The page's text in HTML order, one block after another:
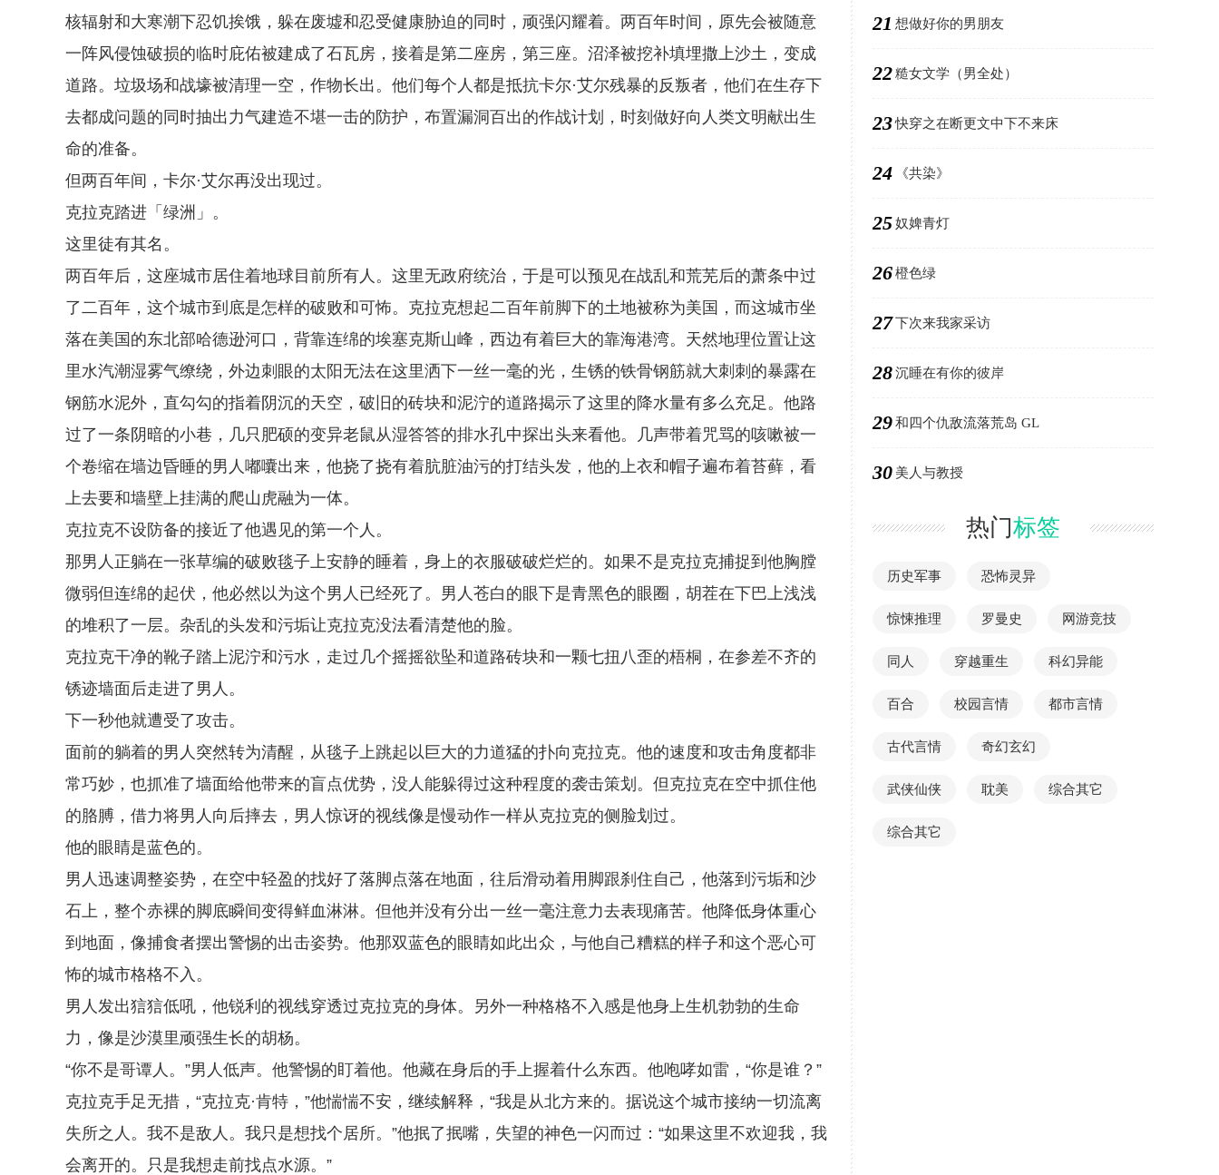
核辐射和大寒潮下忍饥挨饿，躲在废墟和忍受健康胁迫的同时，顽强闪耀着。两百年时间，原先会被随意
一阵风侵蚀破损的临时庇佑被建成了石瓦房，接着是第二座房，第三座。沼泽被挖补填埋撒上沙土，变成
道路。垃圾场和战壕被清理一空，作物长出。他们每个人都是抵抗卡尔·艾尔残暴的反叛者，他们在生存下
去都成问题的同时抽出力气建造不堪一击的防护，布置漏洞百出的作战计划，时刻做好向人类文明献出生
命的准备。
但两百年间，卡尔·艾尔再没出现过。
克拉克踏进「绿洲」。
这里徒有其名。
两百年后，这座城市居住着地球目前所有人。这里无政府统治，于是可以预见在战乱和荒芜后的萧条中过
了二百年，这个城市到底是怎样的破败和可怖。克拉克想起二百年前脚下的土地被称为美国，而这城市坐
落在美国的东北部哈德逊河口，背靠连绵的埃塞克斯山峰，西边有着巨大的靠海港湾。天然地理位置让这
里水汽潮湿雾气缭绕，外边刺眼的太阳无法在这里洒下一丝一毫的光，生锈的铁骨钢筋就大刺刺的暴露在
钢筋水泥外，直勾勾的指着阴沉的天空，破旧的砖块和泥泞的道路揭示了这里的降水量有多么充足。他路
过了一条阴暗的小巷，几只肥硕的变异老鼠从湿答答的排水孔中探出头来看他。几声带着咒骂的咳嗽被一
个卷缩在墙边昏睡的男人嘟囔出来，他挠了挠有着肮脏油污的打结头发，他的上衣和帽子遍布着苔藓，看
上去要和墙壁上挂满的爬山虎融为一体。
克拉克不设防备的接近了他遇见的第一个人。
那男人正躺在一张草编的破败毯子上安静的睡着，身上的衣服破破烂烂的。如果不是克拉克捕捉到他胸膛
微弱但连绵的起伏，他必然以为这个男人已经死了。男人苍白的眼下是青黑色的眼圈，胡茬在下巴上浅浅
的堆积了一层。杂乱的头发和污垢让克拉克没法看清楚他的脸。
克拉克干净的靴子踏上泥泞和污水，走过几个摇摇欲坠和道路砖块和一颗七扭八歪的梧桐，在参差不齐的
锈迹墙面后走进了男人。
下一秒他就遭受了攻击。
面前的躺着的男人突然转为清醒，从毯子上跳起以巨大的力道猛的扑向克拉克。他的速度和攻击角度都非
常巧妙，也抓准了墙面给他带来的盲点优势，没人能躲得过这种程度的袭击策划。但克拉克在空中抓住他
的胳膊，借力将男人向后摔去，男人惊讶的视线像是慢动作一样从克拉克的侧脸划过。
他的眼睛是蓝色的。
男人迅速调整姿势，在空中轻盈的找好了落脚点落在地面，往后滑动着用脚跟刹住自己，他落到污垢和沙
石上，整个赤裸的脚底瞬间变得鲜血淋淋。但他并没有分出一丝一毫注意力去表现痛苦。他降低身体重心
到地面，像捕食者摆出警惕的出击姿势。他那双蓝色的眼睛如此出众，与他自己糟糕的样子和这个恶心可
怖的城市格格不入。
男人发出狺狺低吼，他锐利的视线穿透过克拉克的身体。另外一种格格不入感是他身上生机勃勃的生命
力，像是沙漠里顽强生长的胡杨。
“你不是哥谭人。”男人低声。他警惕的盯着他。他藏在身后的手上握着什么东西。他咆哮如雷，“你是谁？”
克拉克手足无措，“克拉克·肯特，”他惴惴不安，继续解释，“我是从北方来的。据说这个城市接纳一切流离
失所之人。我不是敌人。我只是想找个居所。”他抿了抿嘴，失望的神色一闪而过：“如果这里不欢迎我，我
会离开的。只是我想走前找点水源。”
21 想做好你的男朋友
22糙女文学（男全处）
23快穿之在断更文中下不来床
24 《共染》
25奴婢青灯
26橙色绿
27下次来我家采访
28沉睡在有你的彼岸
29和四个仇敌流落荒岛 GL
30 美人与教授
热门标签
历史军事 恐怖灵异
惊悚推理 罗曼史 网游竞技
同人 穿越重生 科幻异能
百合 校园言情 都市言情
古代言情 奇幻玄幻
武侠仙侠 耽美 综合其它
综合其它